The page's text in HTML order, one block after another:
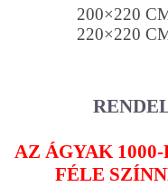
200×220
220×220
AZ ÁGYAK
FÉLE